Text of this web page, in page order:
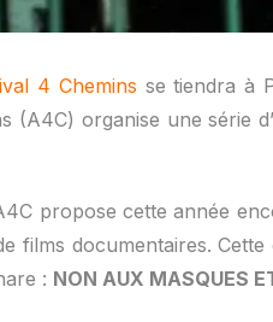
4 Chemins se tiendra à
(A4C) organise une série
propose cette année
films documentaires.
: NON AUX MASQUES